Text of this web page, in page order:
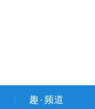
趣۰频道